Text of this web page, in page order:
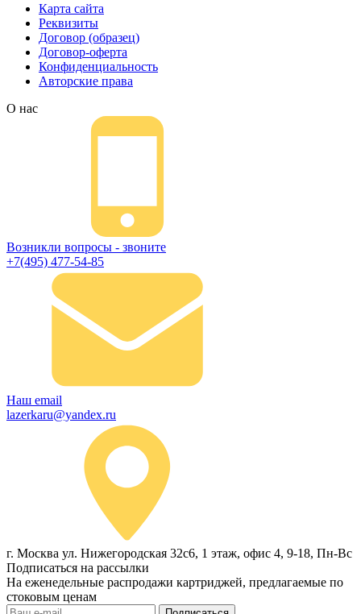
Карта сайта
Реквизиты
Договор (образец)
Договор-оферта
Конфиденциальность
Авторские права
О нас
Возникли вопросы - звоните
+7(495) 477-54-85
Наш email
lazerkaru@yandex.ru
г. Москва ул. Нижегородская 32с6, 1 этаж, офис 4, 9-18, Пн-Вс
Подписаться на рассылки
На еженедельные распродажи картриджей, предлагаемые по
стоковым ценам